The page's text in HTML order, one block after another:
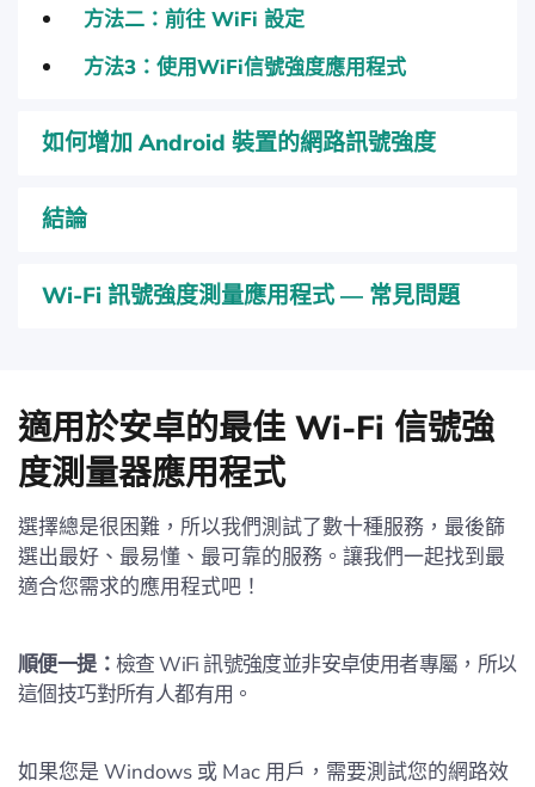
方法二：前往 WiFi 設定
方法3：使用WiFi信號強度應用程式
如何增加 Android 裝置的網路訊號強度
結論
Wi-Fi 訊號強度測量應用程式 — 常見問題
適用於安卓的最佳 Wi-Fi 信號強
度測量器應用程式
選擇總是很困難，所以我們測試了數十種服務，最後篩
選出最好、最易懂、最可靠的服務。讓我們一起找到最
適合您需求的應用程式吧！
順便一提： 檢查 WiFi 訊號強度並非安卓使用者專屬，所以
這個技巧對所有人都有用。
如果您是 Windows 或 Mac 用戶，需要測試您的網路效